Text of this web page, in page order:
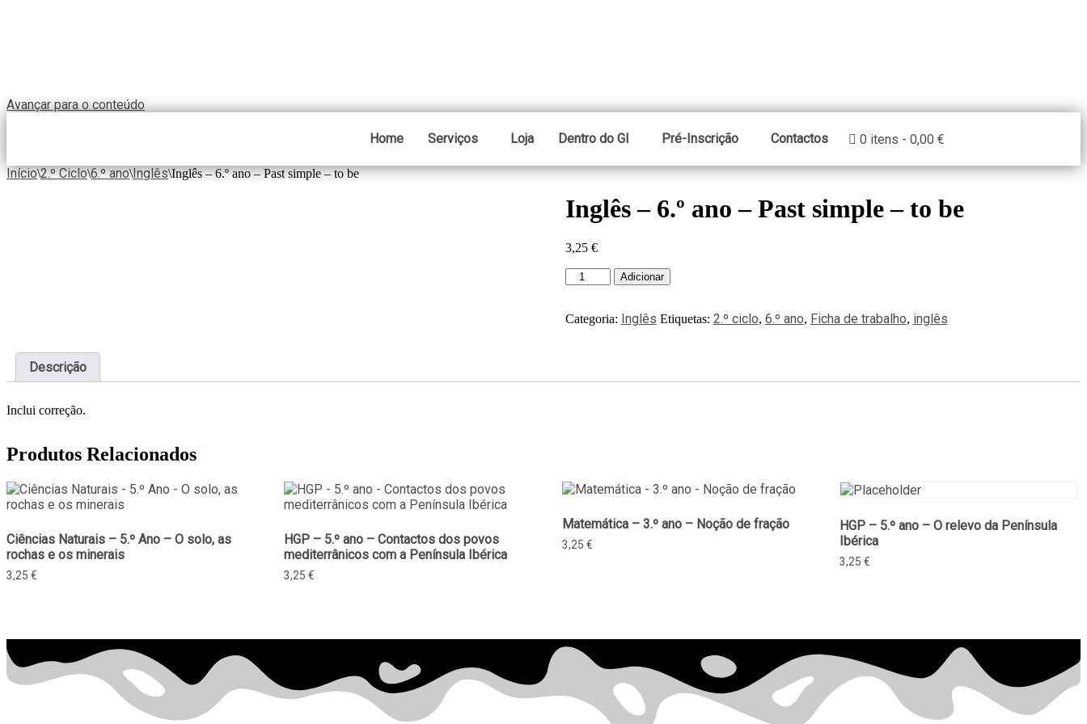
Avançar para o conteúdo
Home Serviços Loja Dentro do GI Pré-Inscrição Contactos 0 itens 0,00 €
Início\2.º Ciclo\6.º ano\Inglês\Inglês – 6.º ano – Past simple – to be
Inglês – 6.º ano – Past simple – to be
3,25 €
Adicionar
Categoria: Inglês Etiquetas: 2.º ciclo, 6.º ano, Ficha de trabalho, inglês
Descrição
Inclui correção.
Produtos Relacionados
Ciências Naturais – 5.º Ano – O solo, as
rochas e os minerais
3,25 €
HGP – 5.º ano – Contactos dos povos
mediterrânicos com a Península Ibérica
3,25€
Matemática – 3.º ano – Noção de fração
3,25 €
HGP – 5.º ano – O relevo da Península
Ibérica
3,25 €